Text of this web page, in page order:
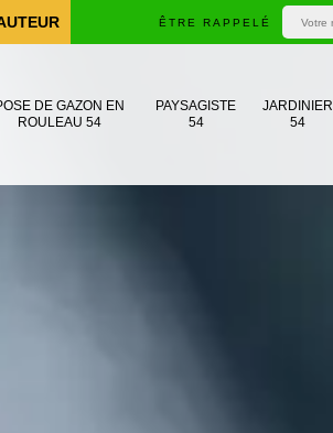
ÊTRE RAPPELÉ
DE GAZON EN
ROULEAU 54
PAYSAGISTE
54
JARDINIER
54